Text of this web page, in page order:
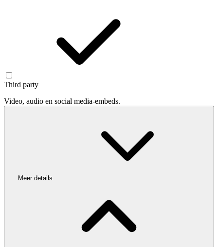
Third party
Video, audio en social media-embeds.
Meer details